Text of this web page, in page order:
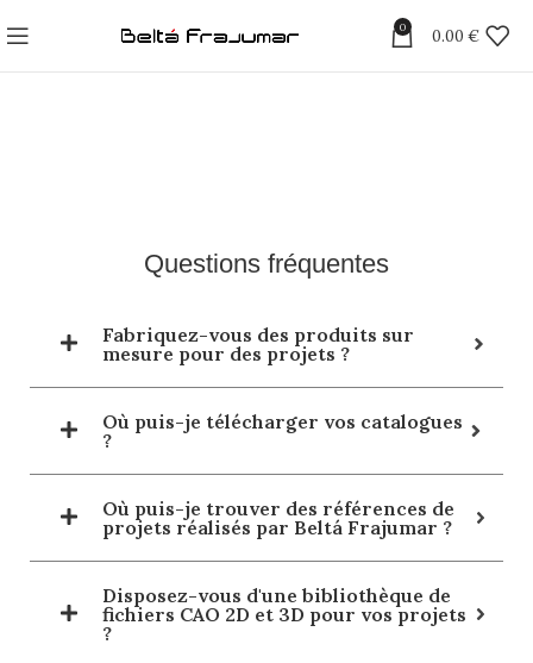
0 0.00 €
Questions fréquentes
Fabriquez-vous des produits sur
mesure pour des projets ?
Où puis-je télécharger vos catalogues
?
Où puis-je trouver des références de
projets réalisés par Beltá Frajumar ?
Disposez-vous d'une bibliothèque de
fichiers CAO 2D et 3D pour vos projets
?